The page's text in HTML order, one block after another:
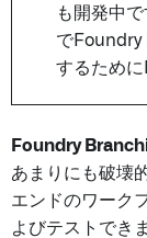
も開発中
でFoundry
するため
Foundry
あまりにも破壊
エンドのワーク
よびテストでき